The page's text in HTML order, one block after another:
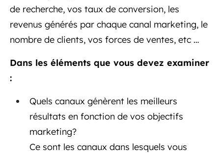
de recherche, vos taux de conversion, les
revenus générés par chaque canal marketing, le
nombre de clients, vos forces de ventes, etc …
Dans les éléments que vous devez examiner
:
Quels canaux génèrent les meilleurs
résultats en fonction de vos objectifs
marketing?
Ce sont les canaux dans lesquels vous